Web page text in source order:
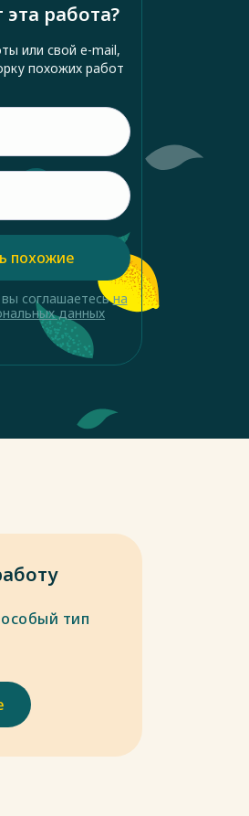
работа?
или свой e-mail,
похожих работ
похожие
соглашаетесьна
данных
тип